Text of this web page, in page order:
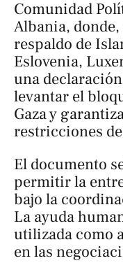
Comunidad
Albania,
respaldo de
Eslovenia,
una
levantar el
Gaza y
restricciones
El documento
permitir la
bajo la
La ayuda
utilizada como
en las